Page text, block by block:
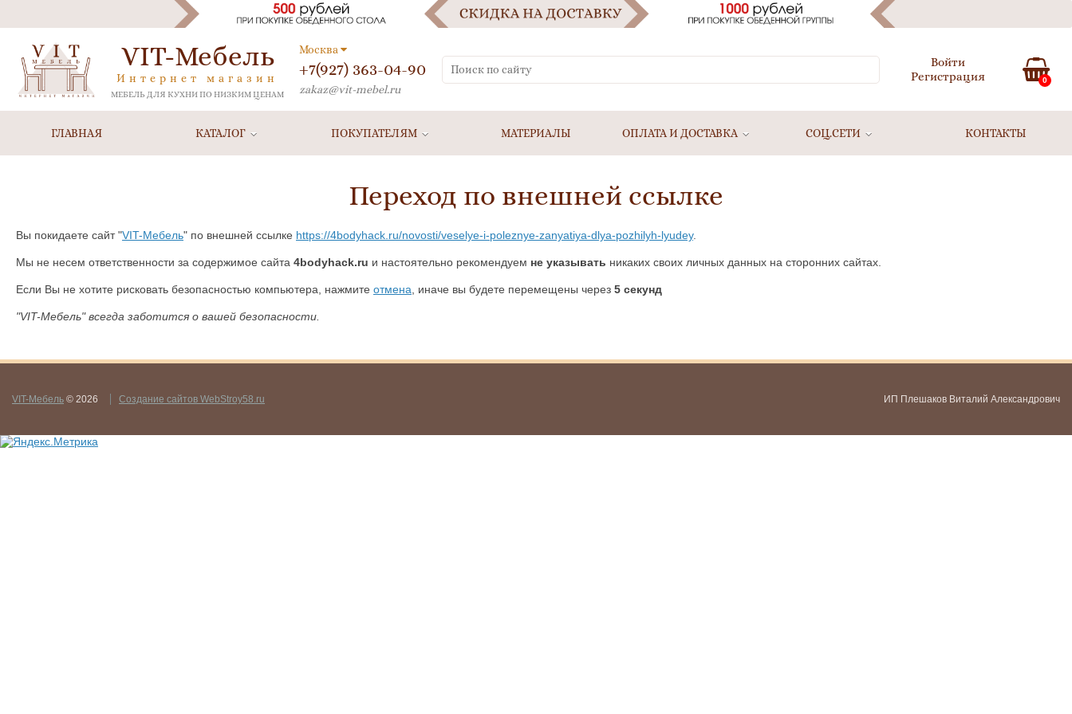
VIT-Мебель
Интернет магазин
МЕБЕЛЬ ДЛЯ КУХНИ ПО НИЗКИМ ЦЕНАМ
Москва
+7(927) 363-04-90
zakaz@vit-mebel.ru
Войти
Регистрация
0
ГЛАВНАЯ КАТАЛОГ ПОКУПАТЕЛЯМ МАТЕРИАЛЫ ОПЛАТА И ДОСТАВКА СОЦ.СЕТИ КОНТАКТЫ
Переход по внешней ссылке
Вы покидаете сайт "VIT-Мебель" по внешней ссылке https://4bodyhack.ru/novosti/veselye-i-poleznye-zanyatiya-dlya-pozhilyh-lyudey.
Мы не несем ответственности за содержимое сайта 4bodyhack.ru и настоятельно рекомендуем не указывать никаких своих личных данных на сторонних сайтах.
Если Вы не хотите рисковать безопасностью компьютера, нажмите отмена , иначе вы будете перемещены через 5 секунд
"VIT-Мебель" всегда заботится о вашей безопасности.
VIT-Мебель © 2026 Создание сайтов WebStroy58.ru ИП Плешаков Виталий Александрович